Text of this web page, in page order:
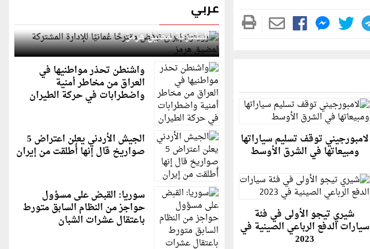
لامبورجيني توقف تسليم سياراتها
ومبيعاتها في الشرق الأوسط
شيري تيجو الأولى في فئة
سيارات الدفع الرباعي الصينية في
2023
عربي
رويترز: إيران ترفض مقترحًا عُمانيًا للإدارة
المشتركة لمضيق هرمز
واشنطن تحذر مواطنيها في
العراق من مخاطر أمنية
واضطرابات في حركة الطيران
الجيش الأردني يعلن اعتراض 5
صواريخ قال إنها أُطلقت من إيران
سوريا: القبض على مسؤول
حواجز من النظام السابق متورط
باعتقال عشرات الشبان